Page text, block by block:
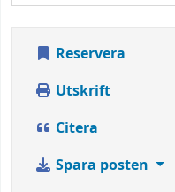
Reservera
Utskrift
Citera
Spara posten